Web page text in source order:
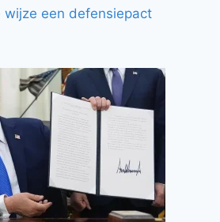
wijze een defensiepact